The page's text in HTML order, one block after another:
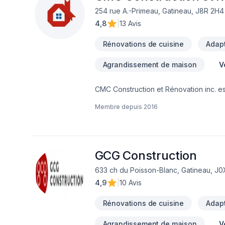
254 rue A.-Primeau, Gatineau, J8R 2H4
4,8
13 Avis
Rénovations de cuisine
Agrandissement de maison
CMC Construction et Rénovation inc.
Commercial, Cuisine, Démolition,
équipe expérimentée vous
Membre depuis 2016
GCG Construction
633 ch du Poisson-Blanc, Gatineau,
4,9
10 Avis
Rénovations de cuisine